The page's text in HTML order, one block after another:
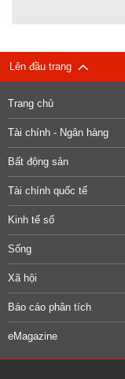
Lên đầu trang
Trang chủ
Tài chính - Ngân hàng
Bất động sản
Tài chính quốc tế
Kinh tế số
Sống
Xã hội
Báo cáo phân tích
eMagazine